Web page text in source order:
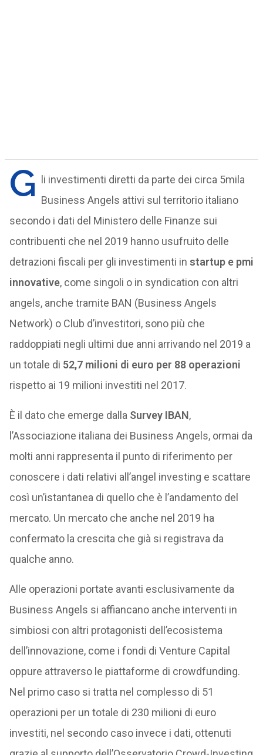
G
li investimenti diretti da parte dei circa 5mila
Business Angels attivi sul territorio italiano
secondo i dati del Ministero delle Finanze sui
contribuenti che nel 2019 hanno usufruito delle
detrazioni fiscali per gli investimenti in startup e pmi
innovative, come singoli o in syndication con altri
angels, anche tramite BAN (Business Angels
Network) o Club d’investitori, sono più che
raddoppiati negli ultimi due anni arrivando nel 2019 a
un totale di 52,7 milioni di euro per 88 operazioni
rispetto ai 19 milioni investiti nel 2017.
È il dato che emerge dalla Survey IBAN,
l’Associazione italiana dei Business Angels, ormai da
molti anni rappresenta il punto di riferimento per
conoscere i dati relativi all’angel investing e scattare
così un’istantanea di quello che è l’andamento del
mercato. Un mercato che anche nel 2019 ha
confermato la crescita che già si registrava da
qualche anno.
Alle operazioni portate avanti esclusivamente da
Business Angels si affiancano anche interventi in
simbiosi con altri protagonisti dell’ecosistema
dell’innovazione, come i fondi di Venture Capital
oppure attraverso le piattaforme di crowdfunding.
Nel primo caso si tratta nel complesso di 51
operazioni per un totale di 230 milioni di euro
investiti, nel secondo caso invece i dati, ottenuti